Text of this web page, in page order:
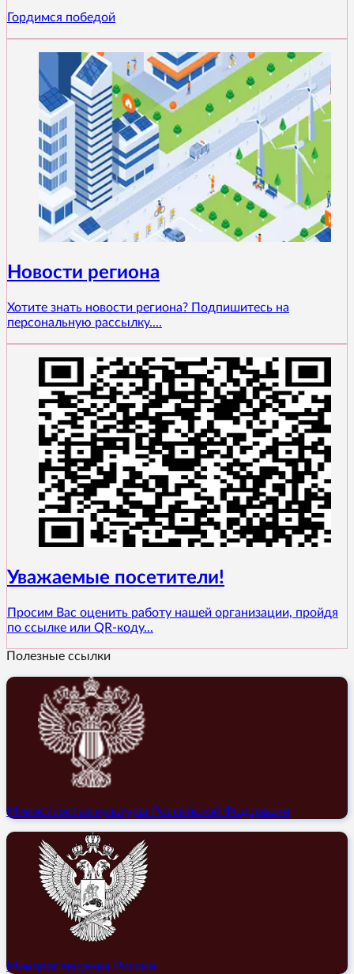
Гордимся победой
Новости региона
Хотите знать новости региона? Подпишитесь на
персональную рассылку....
Уважаемые посетители!
Просим Вас оценить работу нашей организации, пройдя
по ссылке или QR-коду...
Полезные ссылки
Министерство культуры Российской Федерации
Минпросвещения России